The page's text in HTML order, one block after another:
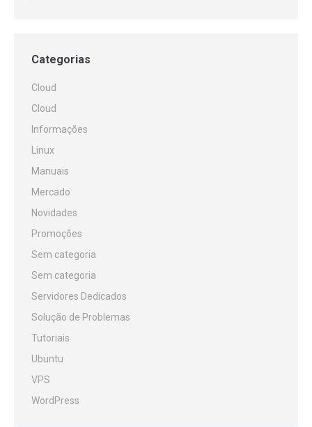
Categorias
Cloud
Cloud
Informações
Linux
Manuais
Mercado
Novidades
Promoções
Sem categoria
Sem categoria
Servidores Dedicados
Solução de Problemas
Tutoriais
Ubuntu
VPS
WordPress